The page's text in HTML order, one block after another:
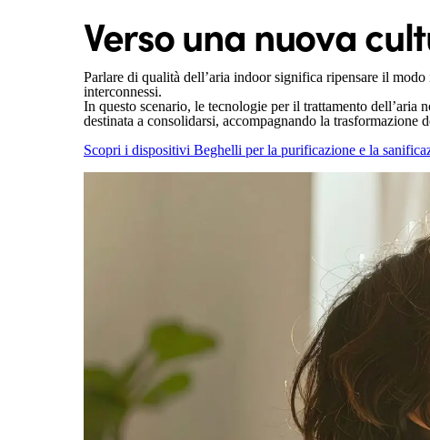
Verso una nuova
Parlare di qualità dell’aria indoor significa ripensare il
interconnessi.
In questo scenario, le tecnologie per il trattamento dell’aria
destinata a consolidarsi, accompagnando la
Scopri i dispositivi Beghelli per la purificazione e la